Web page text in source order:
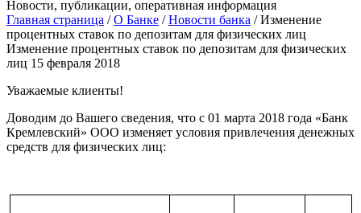
Новости, публикации, оперативная информация
Главная страница /О Банке /Новости банка /Изменение
процентных ставок по депозитам для физических лиц
Изменение процентных ставок по депозитам для физических
лиц 15 февраля 2018
Уважаемые клиенты!
Доводим до Вашего сведения, что с 01 марта 2018 года «Банк
Кремлевский» ООО изменяет условия привлечения денежных
средств для физических лиц: